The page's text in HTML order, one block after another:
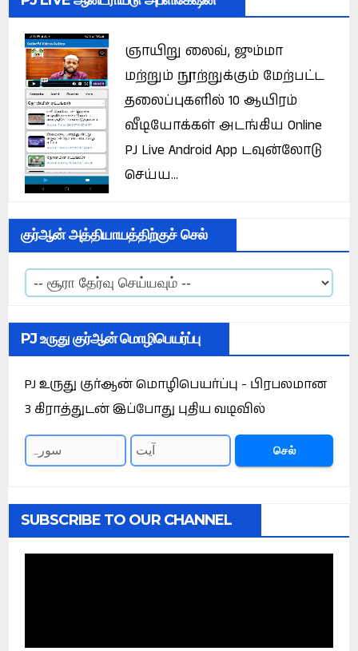
ஞாயிறு லைவ், ஜும்மா
மற்றும் நூற்றுக்கும் மேற்பட்ட
தலைப்புகளில் 10 ஆயிரம்
வீடியோக்கள் அடங்கிய Online
PJ Live Android App டவுன்லோடு
செய்ய...
குர்ஆன் அத்தியாயத்திற்குச் செல்
PJ உருது குர்ஆன் மொழிபெயர்ப்பு
PJ உருது குர்ஆன் மொழிபெயர்ப்பு - பிரபலமான
3 கிராத்துடன் இப்போது புதிய வடிவில்
செல்
SUBSCRIBE TO OUR CHANNEL